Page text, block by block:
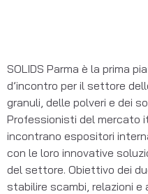
SOLIDS Parma è la prima
d’incontro per il settore
granuli, delle polveri e dei
Professionisti del mercato
incontrano espositori
con le loro innovative
del settore. Obiettivo dei
stabilire scambi, relazioni e